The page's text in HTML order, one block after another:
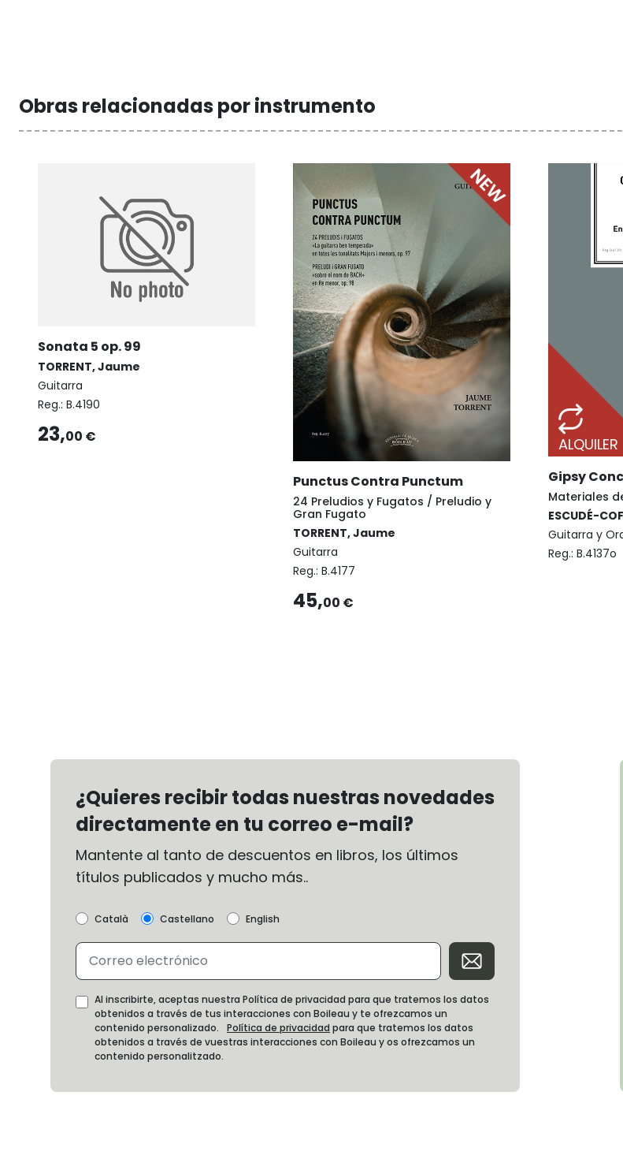
Obras relacionadas por instrumento
Sonata 5 op. 99
TORRENT, Jaume
Guitarra
Reg.: B.4190
23,00 €
Punctus Contra Punctum
24 Preludios y Fugatos / Preludio y
Gran Fugato
TORRENT, Jaume
Guitarra
Reg.: B.4177
45,00 €
ALQUILER
Gipsy
Materiales
ESCUDÉ-
Guitarra y
Reg.: B.4137o
¿Quieres recibir todas nuestras novedades
directamente en tu correo e-mail?
Mantente al tanto de descuentos en libros, los últimos
títulos publicados y mucho más..
Català Castellano English
Al inscribirte, aceptas nuestra Política de privacidad para que tratemos los datos
obtenidos a través de tus interacciones con Boileau y te ofrezcamos un
contenido personalizado. Política de privacidad para que tratemos los datos
obtenidos a través de vuestras interacciones con Boileau y os ofrezcamos un
contenido personalitzado.